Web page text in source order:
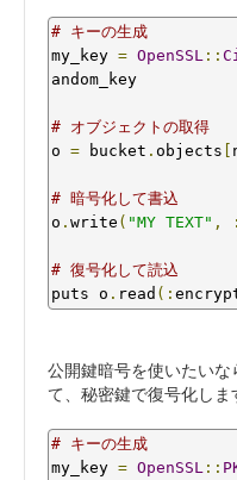
# キーの生成
my_key = OpenSSL ::
andom_key
# オブジェクトの取得
o = bucket . objects
# 暗号化して書込
o . write ( "MY TEXT" , :
# 復号化して読込
puts o . read (:
公開鍵暗号を使いたい
て、秘密鍵で復号化しま
# キーの生成
my_key = OpenSSL ::